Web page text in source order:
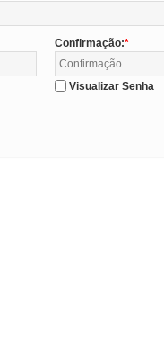
Confirmação:
Visualizar Senha